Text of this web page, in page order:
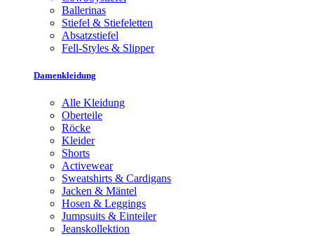
Ballerinas
Stiefel & Stiefeletten
Absatzstiefel
Fell-Styles & Slipper
Damenkleidung
Alle Kleidung
Oberteile
Röcke
Kleider
Shorts
Activewear
Sweatshirts & Cardigans
Jacken & Mäntel
Hosen & Leggings
Jumpsuits & Einteiler
Jeanskollektion